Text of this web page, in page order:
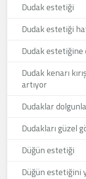
Dudak estetiği
Dudak estetiği
Dudak
Dudak kenarı
artıyor
Dudaklar
Dudakları güzel
Düğün estetiği
Düğün estetiğini